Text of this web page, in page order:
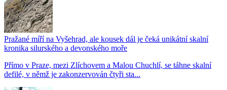
Pražané míří na Vyšehrad, ale kousek dál je čeká unikátní skalní
kronika silurského a devonského moře
Přímo v Praze, mezi Zlíchovem a Malou Chuchlí, se táhne skalní
defilé, v němž je zakonzervován čtyři sta...